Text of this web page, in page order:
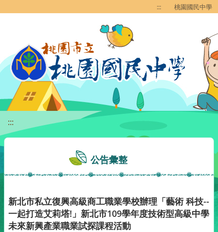
::: 桃園國民中學
:::
公告彙整
新北市私立復興高級商工職業學校辦理「藝術 科技--
一起打造艾莉塔!」新北市109學年度技術型高級中學
未來新興產業職業試探課程活動